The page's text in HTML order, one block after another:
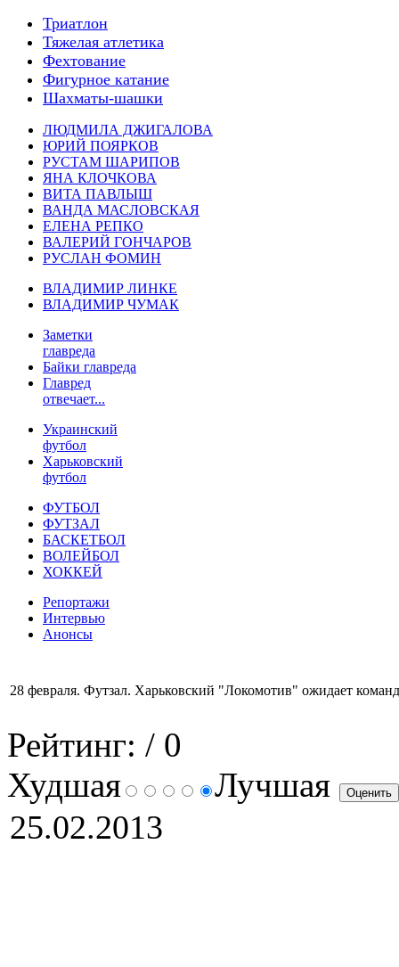
Триатлон
Тяжелая атлетика
Фехтование
Фигурное катание
Шахматы-шашки
ЛЮДМИЛА ДЖИГАЛОВА
ЮРИЙ ПОЯРКОВ
РУСТАМ ШАРИПОВ
ЯНА КЛОЧКОВА
ВИТА ПАВЛЫШ
ВАНДА МАСЛОВСКАЯ
ЕЛЕНА РЕПКО
ВАЛЕРИЙ ГОНЧАРОВ
РУСЛАН ФОМИН
ВЛАДИМИР ЛИНКЕ
ВЛАДИМИР ЧУМАК
Заметки
главреда
Байки главреда
Главред
отвечает...
Украинский
футбол
Харьковский
футбол
ФУТБОЛ
ФУТЗАЛ
БАСКЕТБОЛ
ВОЛЕЙБОЛ
ХОККЕЙ
Репортажи
Интервью
Анонсы
28 февраля. Футзал. Харьковский "Локомотив" ожидает
Рейтинг: / 0
Худшая
Лучшая
25.02.2013